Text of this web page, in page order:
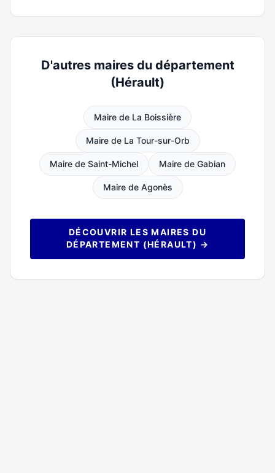
D'autres maires du département
(Hérault)
Maire de La Boissière
Maire de La Tour-sur-Orb
Maire de Saint-Michel Maire de Gabian
Maire de Agonès
DÉCOUVRIR LES MAIRES DU
DÉPARTEMENT (HÉRAULT) →